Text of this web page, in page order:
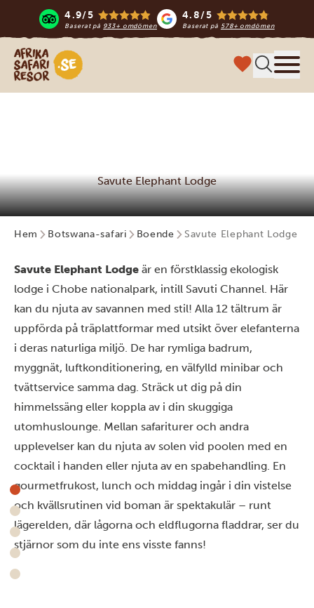
4.9/5
Baserat på 933+ omdömen
4.8/5
Baserat på 578+ omdömen
Safari-resor i Afrika
Savute Elephant Lodge
Hem Botswana-safari Boende Savute Elephant Lodge
Savute Elephant Lodge är en förstklassig ekologisk
lodge i Chobe nationalpark, intill Savuti Channel. Här
kan du njuta av savannen med stil! Alla 12 tältrum är
uppförda på träplattformar med utsikt över elefanterna
i deras naturliga miljö. De har rymliga badrum,
myggnät, luftkonditionering, en välfylld minibar och
tvättservice samma dag. Sträck ut dig på din
himmelssäng eller koppla av i din skuggiga
utomhuslounge. Mellan safariturer och andra
upplevelser kan du njuta av solen vid poolen med en
cocktail i handen eller njuta av en spabehandling. En
gourmetfrukost, lunch och middag ingår i din vistelse
och kvällsrutinen vid boman är spektakulär – runt
lägerelden, där lågorna och eldflugorna fladdrar, ser du
stjärnor som du inte ens visste fanns!